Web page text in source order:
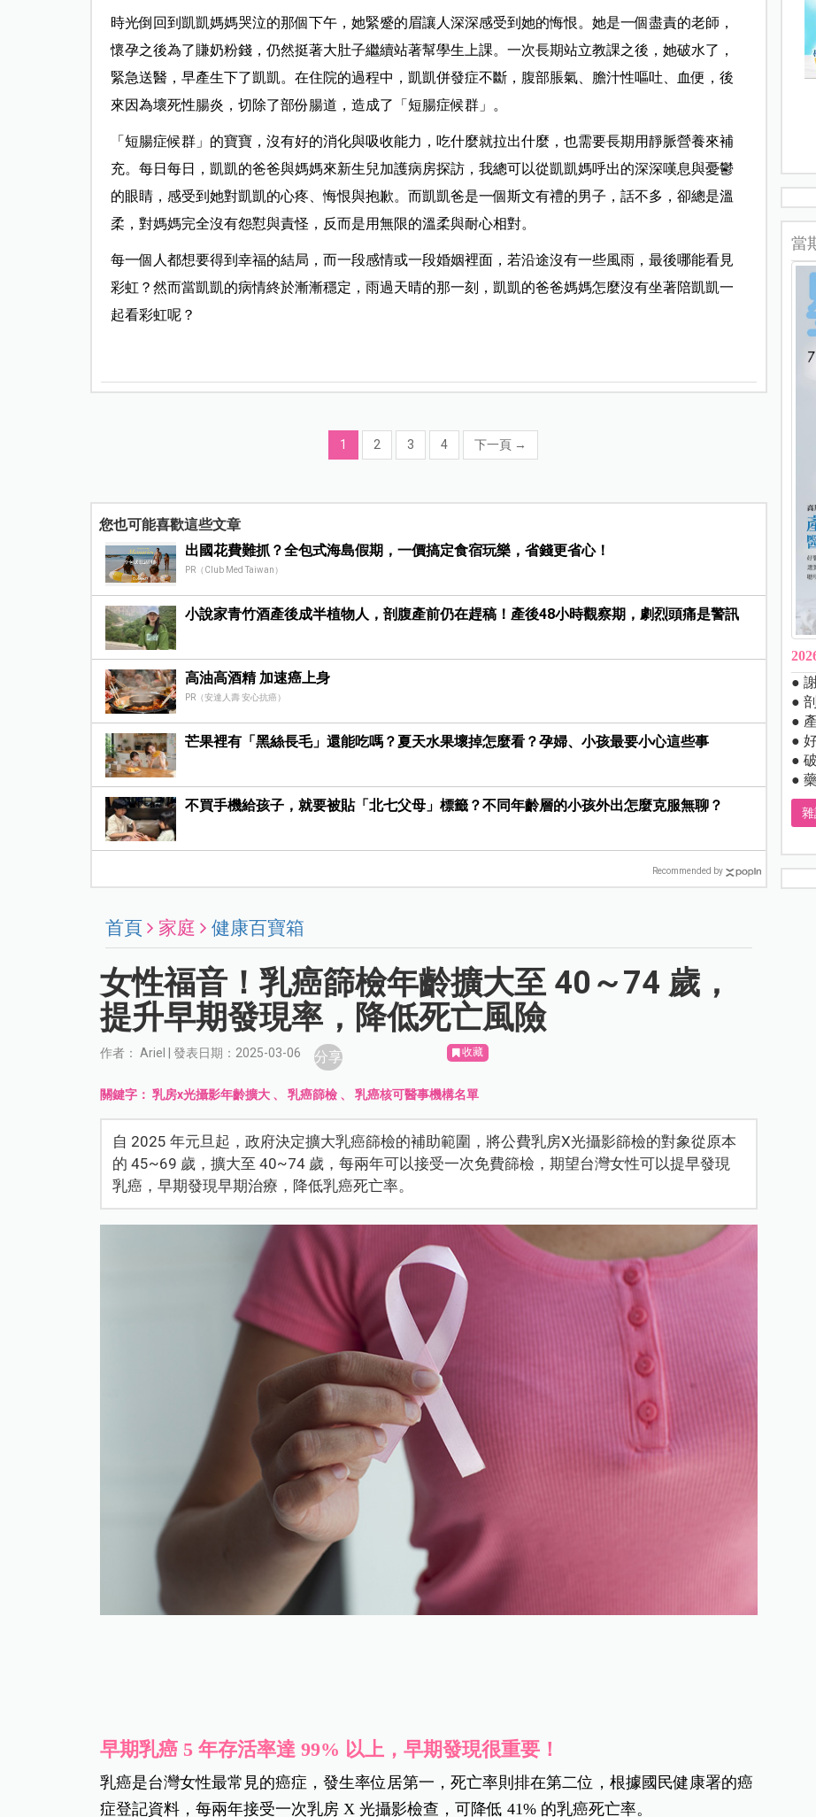
時光倒回到凱凱媽媽哭泣的那個下午，她緊蹙的眉讓人深深感受到她的悔恨。她是一個盡責的老師，
懷孕之後為了賺奶粉錢，仍然挺著大肚子繼續站著幫學生上課。一次長期站立教課之後，她破水了，
緊急送醫，早產生下了凱凱。在住院的過程中，凱凱併發症不斷，腹部脹氣、膽汁性嘔吐、血便，後
來因為壞死性腸炎，切除了部份腸道，造成了「短腸症候群」。
「短腸症候群」的寶寶，沒有好的消化與吸收能力，吃什麼就拉出什麼，也需要長期用靜脈營養來補
充。每日每日，凱凱的爸爸與媽媽來新生兒加護病房探訪，我總可以從凱凱媽呼出的深深嘆息與憂鬱
的眼睛，感受到她對凱凱的心疼、悔恨與抱歉。而凱凱爸是一個斯文有禮的男子，話不多，卻總是溫
柔，對媽媽完全沒有怨懟與責怪，反而是用無限的溫柔與耐心相對。
每一個人都想要得到幸福的結局，而一段感情或一段婚姻裡面，若沿途沒有一些風雨，最後哪能看見
彩虹？然而當凱凱的病情終於漸漸穩定，雨過天晴的那一刻，凱凱的爸爸媽媽怎麼沒有坐著陪凱凱一
起看彩虹呢？
1 2 3 4 下一頁 →
您也可能喜歡這些文章
出國花費難抓？全包式海島假期，一價搞定食宿玩樂，省錢更省心！
PR（Club Med Taiwan）
小說家青竹酒產後成半植物人，剖腹產前仍在趕稿！產後48小時觀察期，劇烈頭痛是警訊
高油高酒精 加速癌上身
PR（安達人壽 安心抗癌）
芒果裡有「黑絲長毛」還能吃嗎？夏天水果壞掉怎麼看？孕婦、小孩最要小心這些事
不買手機給孩子，就要被貼「北七父母」標籤？不同年齡層的小孩外出怎麼克服無聊？
Recommended by
首頁 家庭 健康百寶箱
女性福音！乳癌篩檢年齡擴大至 40～74 歲，
提升早期發現率，降低死亡風險
作者： Ariel | 發表日期：2025-03-06 分享 收藏
關鍵字：乳房x光攝影年齡擴大 、乳癌篩檢 、乳癌核可醫事機構名單
自 2025 年元旦起，政府決定擴大乳癌篩檢的補助範圍，將公費乳房X光攝影篩檢的對象從原本
的 45~69 歲，擴大至 40~74 歲，每兩年可以接受一次免費篩檢，期望台灣女性可以提早發現
乳癌，早期發現早期治療，降低乳癌死亡率。
早期乳癌 5 年存活率達 99% 以上，早期發現很重要！
乳癌是台灣女性最常見的癌症，發生率位居第一，死亡率則排在第二位，根據國民健康署的癌
症登記資料，每兩年接受一次乳房 X 光攝影檢查，可降低 41% 的乳癌死亡率。
當
●
●
●
●
●
●